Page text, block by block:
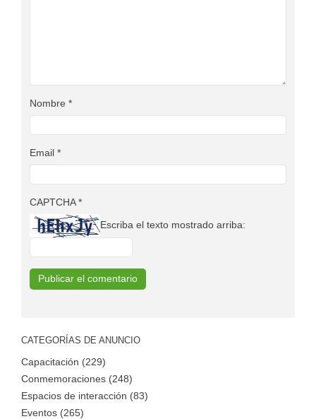
Nombre *
Email *
CAPTCHA*
Escriba el texto mostrado arriba:
CATEGORÍAS DE ANUNCIO
Capacitación (229)
Conmemoraciones (248)
Espacios de interacción (83)
Eventos (265)